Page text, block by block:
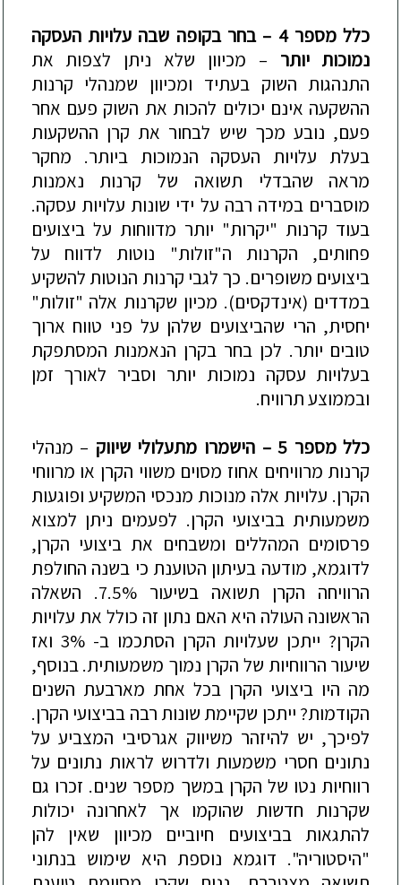
כלל מספר 4 – בחר בקופה שבה עלויות העסקה
נמוכות יותר – מכיוון שלא ניתן לצפות את
התנהגות השוק בעתיד ומכיוון שמנהלי קרנות
ההשקעה אינם יכולים להכות את השוק פעם אחר
פעם, נובע מכך שיש לבחור את קרן ההשקעות
בעלת עלויות העסקה הנמוכות ביותר. מחקר
מראה שהבדלי תשואה של קרנות נאמנות
מוסברים במידה רבה על ידי שונות עלויות עסקה.
בעוד קרנות "יקרות" יותר מדווחות על ביצועים
פחותים, הקרנות ה"זולות" נוטות לדווח על
ביצועים משופרים. כך לגבי קרנות הנוטות להשקיע
במדדים (אינדקסים). מכיון שקרנות אלה "זולות"
יחסית, הרי שהביצועים שלהן על פני טווח ארוך
טובים יותר. לכן בחר בקרן הנאמנות המסתפקת
בעלויות עסקה נמוכות יותר וסביר לאורך זמן
ובממוצע תרוויח.
כלל מספר 5 – הישמר
ו מתעלולי שיווק – מנהלי
קרנות מרוויחים אחוז מסוים משווי הקרן או מרווחי
הקרן. עלויות אלה מנוכות מנכסי המשקיע ופוגעות
משמעותית בביצועי הקרן. לפעמים ניתן למצוא
פרסומים המהללים ומשבחים את ביצועי הקרן,
לדוגמא, מודעה בעיתון הטוענת כי בשנה החולפת
הרוויחה הקרן תשואה בשיעור 7.5%. השאלה
הראשונה העולה היא האם נתון זה כולל את עלויות
הקרן? ייתכן שעלויות הקרן הסתכמו ב- 3% ואז
שיעור הרווחיות של הקרן נמוך משמעותית. בנוסף,
מה היו ביצועי הקרן בכל אחת מארבעת השנים
הקודמות? ייתכן שקיימת שונות רבה בביצועי הקרן.
לפיכך, יש להיזהר משיווק אגרסיבי המצביע על
נתונים חסרי משמעות ולדרוש לראות נתונים על
רווחיות נטו של הקרן במשך מספר שנים. זכרו גם
שקרנות חדשות שהוקמו אך לאחרונה יכולות
להתגאות בביצועים חיוביים מכיוון שאין להן
"היסטוריה". דוגמא נוספת היא שימוש בנתוני